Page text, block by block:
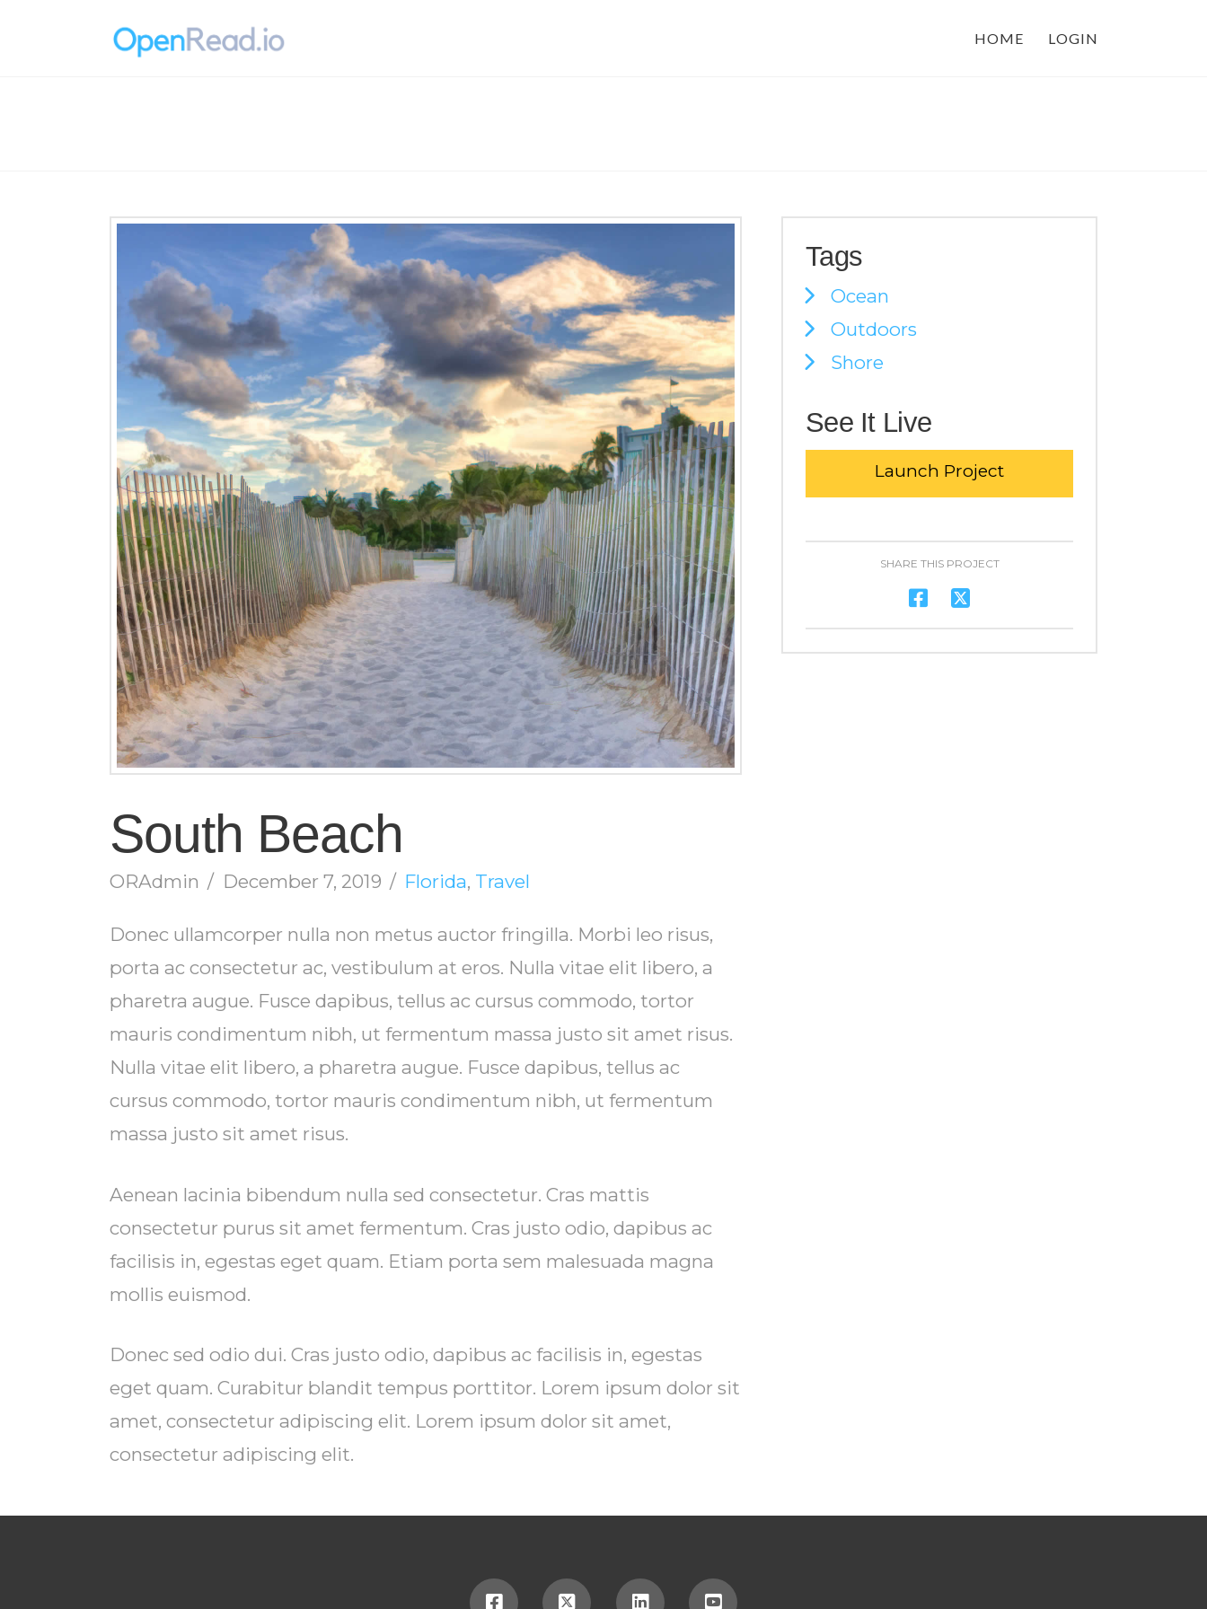
HOME LOGIN
South Beach
ORAdmin December 7, 2019 Florida, Travel
Donec ullamcorper nulla non metus auctor fringilla. Morbi leo risus,
porta ac consectetur ac, vestibulum at eros. Nulla vitae elit libero, a
pharetra augue. Fusce dapibus, tellus ac cursus commodo, tortor
mauris condimentum nibh, ut fermentum massa justo sit amet risus.
Nulla vitae elit libero, a pharetra augue. Fusce dapibus, tellus ac
cursus commodo, tortor mauris condimentum nibh, ut fermentum
massa justo sit amet risus.
Aenean lacinia bibendum nulla sed consectetur. Cras mattis
consectetur purus sit amet fermentum. Cras justo odio, dapibus ac
facilisis in, egestas eget quam. Etiam porta sem malesuada magna
mollis euismod.
Donec sed odio dui. Cras justo odio, dapibus ac facilisis in, egestas
eget quam. Curabitur blandit tempus porttitor. Lorem ipsum dolor sit
amet, consectetur adipiscing elit. Lorem ipsum dolor sit amet,
consectetur adipiscing elit.
Tags
Ocean
Outdoors
Shore
See It Live
Launch Project
SHARE THIS PROJECT